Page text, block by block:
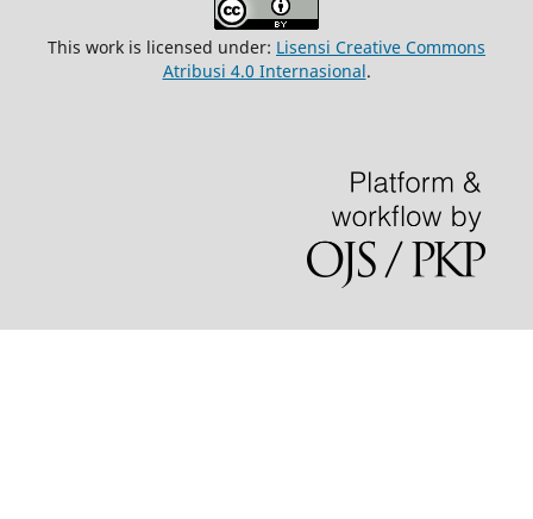
This work is licensed under: Lisensi Creative Commons
Atribusi 4.0 Internasional.